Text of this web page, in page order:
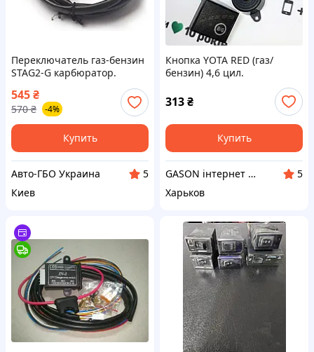
Переключатель газ-бензин
STAG2-G карбюратор.
карбюраторная.
545₴
570 ₴ -4%
Купить
Авто-ГБО Украина
5
Киев
Кнопка YOTA RED (газ/
бензин) 4,6 цил.
313₴
Купить
GASON інтернет магазин
5
Харьков